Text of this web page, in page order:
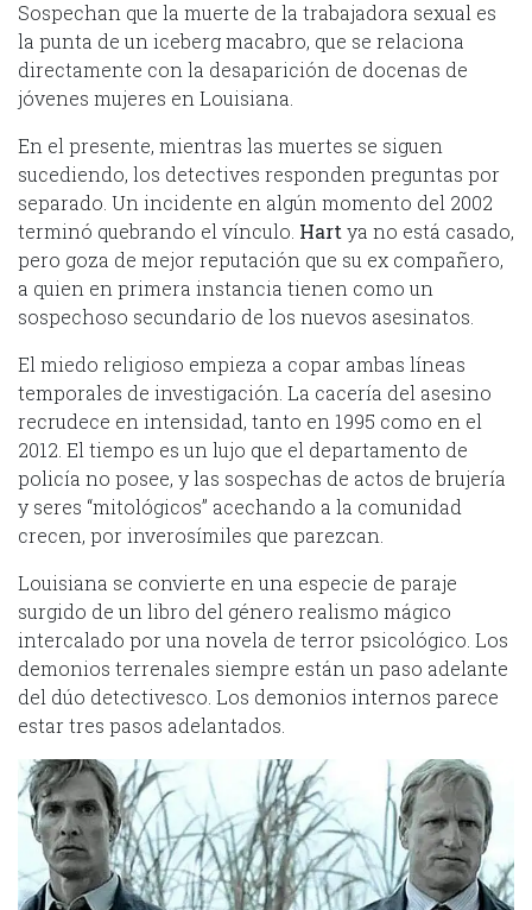
Sospechan que la muerte de la trabajadora sexual es
la punta de un iceberg macabro, que se relaciona
directamente con la desaparición de docenas de
jóvenes mujeres en Louisiana.
En el presente, mientras las muertes se siguen
sucediendo, los detectives responden preguntas por
separado. Un incidente en algún momento del 2002
terminó quebrando el vínculo. Hart ya no está casado,
pero goza de mejor reputación que su ex compañero,
a quien en primera instancia tienen como un
sospechoso secundario de los nuevos asesinatos.
El miedo religioso empieza a copar ambas líneas
temporales de investigación. La cacería del asesino
recrudece en intensidad, tanto en 1995 como en el
2012. El tiempo es un lujo que el departamento de
policía no posee, y las sospechas de actos de brujería
y seres “mitológicos” acechando a la comunidad
crecen, por inverosímiles que parezcan.
Louisiana se convierte en una especie de paraje
surgido de un libro del género realismo mágico
intercalado por una novela de terror psicológico. Los
demonios terrenales siempre están un paso adelante
del dúo detectivesco. Los demonios internos parece
estar tres pasos adelantados.